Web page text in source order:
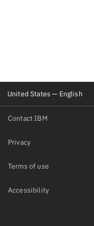
Contact IBM
Privacy
Terms of use
Accessibility
United States — English